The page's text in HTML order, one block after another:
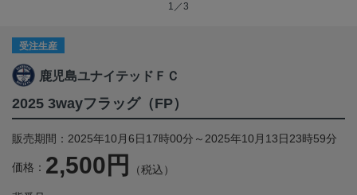
1／3
受注生産
鹿児島ユナイテッドＦＣ
2025 3wayフラッグ（FP）
販売期間：2025年10月6日17時00分～2025年10月13日23時59分
価格： 2,500円 （税込）